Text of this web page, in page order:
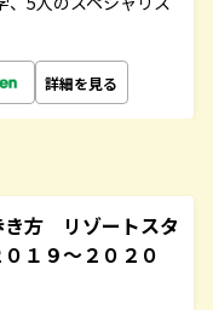
詳細を見る
方 リゾートスタ
１９～２０２０